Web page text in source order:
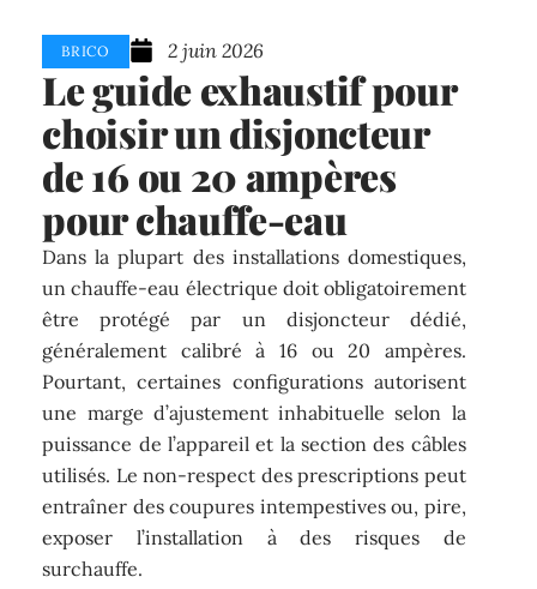
BRICO 2 juin 2026
Le guide exhaustif pour
choisir un disjoncteur
de 16 ou 20 ampères
pour chauffe-eau
Dans la plupart des installations domestiques,
un chauffe-eau électrique doit obligatoirement
être protégé par un disjoncteur dédié,
généralement calibré à 16 ou 20 ampères.
Pourtant, certaines configurations autorisent
une marge d’ajustement inhabituelle selon la
puissance de l’appareil et la section des câbles
utilisés. Le non-respect des prescriptions peut
entraîner des coupures intempestives ou, pire,
exposer l’installation à des risques de
surchauffe.